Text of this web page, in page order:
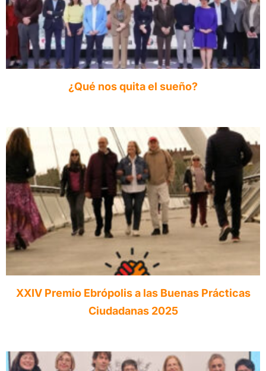
¿Qué nos quita el sueño?
XXIV Premio Ebrópolis a las Buenas Prácticas
Ciudadanas 2025